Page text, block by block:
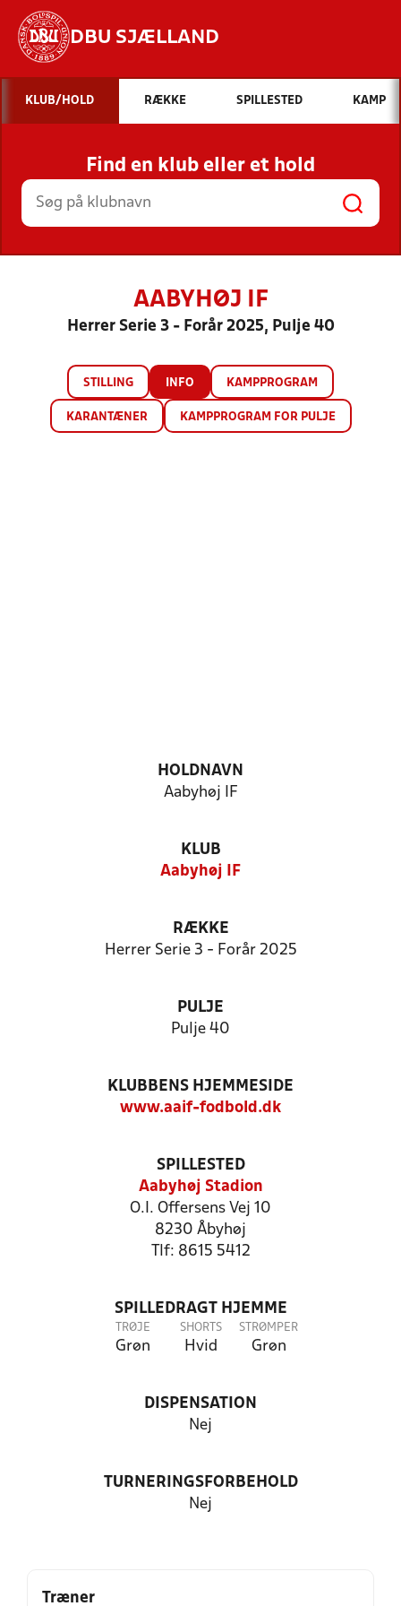
DBU SJÆLLAND
Hvad vil du søge efter?
INDHOLD OG NYHEDER
STILLINGER, RESULTATER, KLUBBER OG
HOLD
KLUB/HOLD RÆKKE SPILLESTED KAMP
Find en klub eller et hold
AABYHØJ IF
Herrer Serie 3 - Forår 2025, Pulje 40
STILLING INFO KAMPPROGRAM
KARANTÆNER KAMPPROGRAM FOR PULJE
HOLDNAVN
Aabyhøj IF
KLUB
Aabyhøj IF
RÆKKE
Herrer Serie 3 - Forår 2025
PULJE
Pulje 40
KLUBBENS HJEMMESIDE
www.aaif-fodbold.dk
SPILLESTED
Aabyhøj Stadion
O.I. Offersens Vej 10
8230 Åbyhøj
Tlf: 8615 5412
SPILLEDRAGT HJEMME
TRØJE
Grøn
SHORTS
Hvid
STRØMPER
Grøn
DISPENSATION
Nej
TURNERINGSFORBEHOLD
Nej
Træner